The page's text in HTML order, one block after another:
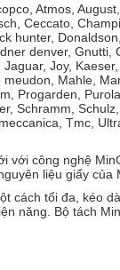
Atmos,
Ceccato,
hunter,
denver, Gnutti,
Joy,
Mahle,
Progarden,
Schramm,
Tmc,
với công nghệ
liệu giấy của
cách tối đa, kéo
năng. Bộ tách